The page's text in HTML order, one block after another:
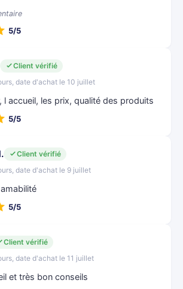
5/5
Client vérifié
date d'achat le 10 juillet
l accueil, les prix, qualité des produits
5/5
Client vérifié
date d'achat le 9 juillet
5/5
Client vérifié
date d'achat le 11 juillet
et très bon conseils